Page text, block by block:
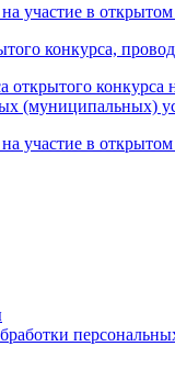
участие в
конкурса,
открытого
(муниципальных)
участие в